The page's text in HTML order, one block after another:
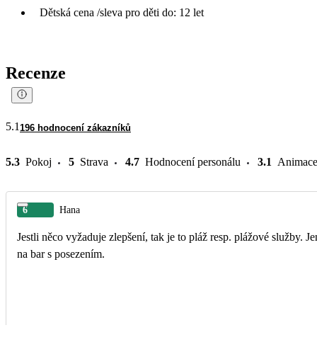
Dětská cena /sleva pro děti do: 12 let
Recenze
5.1 196 hodnocení zákazníků
5.3 Pokoj 5 Strava 4.7 Hodnocení personálu 3.1 Animace
6 Hana
Jestli něco vyžaduje zlepšení, tak je to pláž resp. plážové služby.
na bar s posezením.